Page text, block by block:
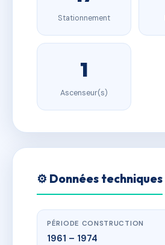
Stationnement
1
Ascenseur(s)
⚙️ Données techniques
PÉRIODE CONSTRUCTION
1961 – 1974